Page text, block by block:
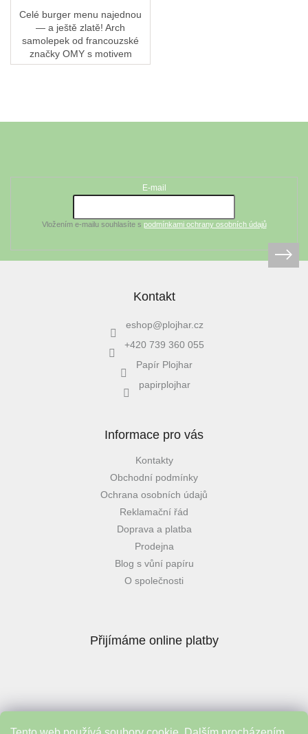
Celé burger menu najednou
— a ještě zlatě! Arch
samolepek od francouzské
značky OMY s motivem
burger menu — burgery,
E-mail
Vložením e-mailu souhlasíte s podmínkami ochrany osobních údajů
Kontakt
eshop@plojhar.cz
+420 739 360 055
Papír Plojhar
papirplojhar
Informace pro vás
Kontakty
Obchodní podmínky
Ochrana osobních údajů
Reklamační řád
Doprava a platba
Prodejna
Blog s vůní papíru
O společnosti
Přijímáme online platby